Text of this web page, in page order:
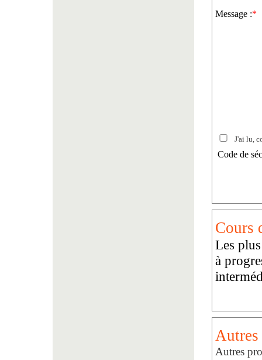
Message :*
J'ai lu,
Code de
Cours
Les
à
Autres
Autres